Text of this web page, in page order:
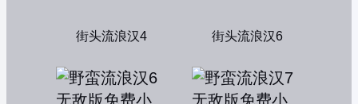
街头流浪汉4 街头流浪汉6